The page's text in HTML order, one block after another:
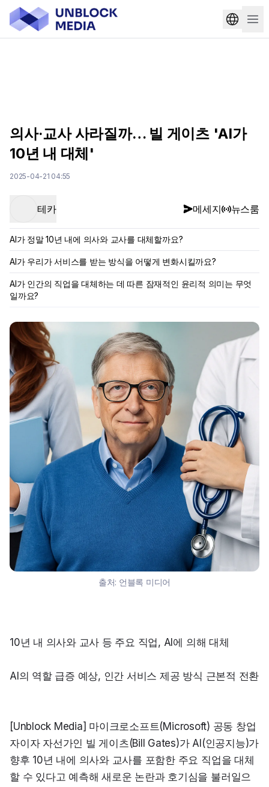
의사·교사 사라질까… 빌 게이츠 'AI가
10년 내 대체'
2025-04-21 04:55
테카 메세지 뉴스룸
AI가 정말 10년 내에 의사와 교사를 대체할까요?
AI가 우리가 서비스를 받는 방식을 어떻게 변화시킬까요?
AI가 인간의 직업을 대체하는 데 따른 잠재적인 윤리적 의미는 무엇
일까요?
출처: 언블록 미디어
10년 내 의사와 교사 등 주요 직업, AI에 의해 대체
AI의 역할 급증 예상, 인간 서비스 제공 방식 근본적 전환
[Unblock Media] 마이크로소프트(Microsoft) 공동 창업
자이자 자선가인 빌 게이츠(Bill Gates)가 AI(인공지능)가
향후 10년 내에 의사와 교사를 포함한 주요 직업을 대체
할 수 있다고 예측해 새로운 논란과 호기심을 불러일으